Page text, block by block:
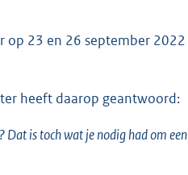
23 en 26 september
heeft daarop geantwoord:
is toch wat je nodig had om